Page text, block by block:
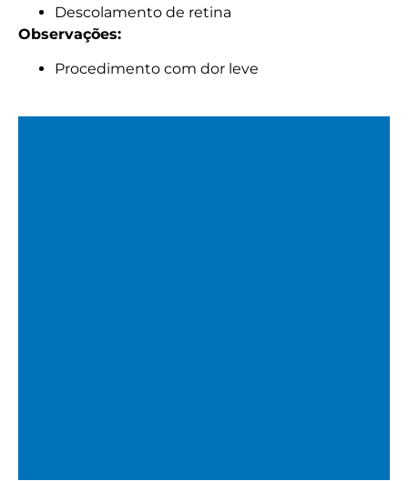
Laser de cavidade sólida VERDE – 532nm. Aplicação
realizada no consultório, sem necessidade de jejum.
Descolamento de retina
Observações:
Procedimento com dor leve